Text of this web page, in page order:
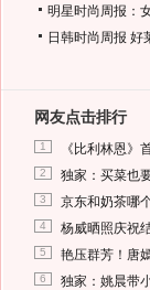
明星时尚周报：
日韩时尚周报 好
网友点击排行
1 《比利林恩》
2 独家：买菜也
3 京东和奶茶哪
4 杨威晒照庆祝
5 艳压群芳！唐
6 独家：姚晨带